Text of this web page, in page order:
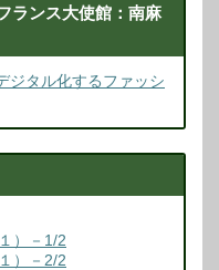
ランス大使館：南麻
ジタル化するファッシ
）－1/2
）－2/2